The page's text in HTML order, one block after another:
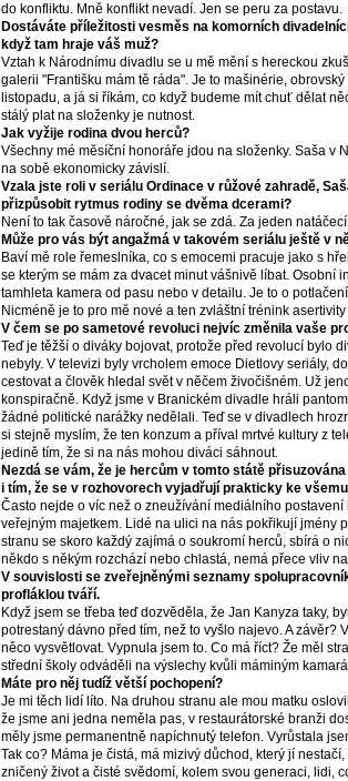
do konfliktu. Mně konflikt nevadí. Jen se peru za postavu.
Dostáváte příležitosti vesměs na komorních
když tam hraje váš muž?
Vztah k Národnímu divadlu se u mě mění s hereckou
galerii "Františku mám tě ráda". Je to mašinérie,
listopadu, a já si říkám, co když budeme mít chuť dělat
stálý plat na složenky je nutnost.
Jak vyžije rodina dvou herců?
Všechny mé měsíční honoráře jdou na složenky. Saša v
na sobě ekonomicky závislí.
Vzala jste roli v seriálu Ordinace v růžové zahradě,
přizpůsobit rytmus rodiny se dvěma dcerami?
Není to tak časově náročné, jak se zdá. Za jeden
Může pro vás být angažmá v takovém seriálu ještě v
Baví mě role řemeslníka, co s emocemi pracuje jako s
se kterým se mám za dvacet minut vášnivě líbat. Osobní
tamhleta kamera od pasu nebo v detailu. Je to o
Nicméně je to pro mě nové a ten zvláštní trénink
V čem se po sametové revoluci nejvíc změnila vaše
Teď je těžší o diváky bojovat, protože před revolucí bylo
nebyly. V televizi byly vrcholem emoce Dietlovy seriály,
cestovat a člověk hledal svět v něčem živočišném. Už
konspiračně. Když jsme v Branickém divadle hráli
žádné politické narážky nedělali. Teď se v divadlech
si stejně myslím, že ten konzum a příval mrtvé kultury z
jedině tím, že si na nás mohou diváci sáhnout.
Nezdá se vám, že je hercům v tomto státě
i tím, že se v rozhovorech vyjadřují prakticky ke
Často nejde o víc než o zneužívání mediálního
veřejným majetkem. Lidé na ulici na nás pokřikují jmény
stranu se skoro každý zajímá o soukromí herců, sbírá o
někdo s někým rozchází nebo chlastá, nemá přece vliv
V souvislosti se zveřejněnými seznamy
profláklou tváří.
Když jsem se třeba teď dozvěděla, že Jan Kanyza taky,
potrestaný dávno před tím, než to vyšlo najevo. A závěr?
něco vysvětlovat. Vypnula jsem to. Co má říct? Že měl
střední školy odváděli na výslechy kvůli máminým
Máte pro něj tudíž větší pochopení?
Je mi těch lidí líto. Na druhou stranu ale mou matku
že jsme ani jedna neměla pas, v restaurátorské branži
měly jsme permanentně napíchnutý telefon. Vyrůstala
Tak co? Máma je čistá, má mizivý důchod, který jí
zničený život a čisté svědomí, kolem svou generaci, lidi,